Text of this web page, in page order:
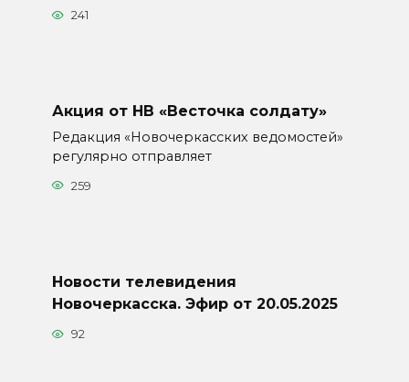
241
Акция от НВ «Весточка солдату»
Редакция «Новочеркасских ведомостей»
регулярно отправляет
259
Новости телевидения
Новочеркасска. Эфир от 20.05.2025
92